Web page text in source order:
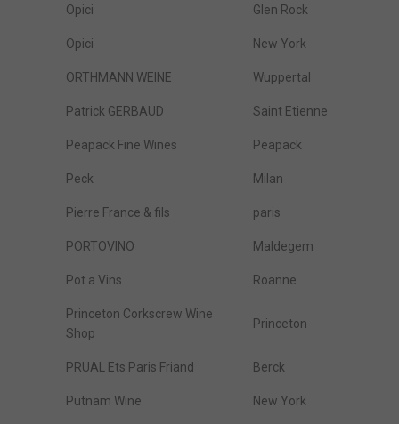
Opici Glen Rock
Opici New York
ORTHMANN WEINE Wuppertal
Patrick GERBAUD Saint Etienne
Peapack Fine Wines Peapack
Peck Milan
Pierre France & fils paris
PORTOVINO Maldegem
Pot a Vins Roanne
Princeton Corkscrew Wine
Shop
Princeton
PRUAL Ets Paris Friand Berck
Putnam Wine New York